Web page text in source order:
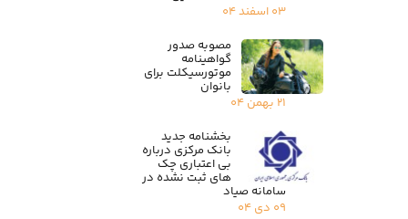
۰۳ اسفند ۰۴
مصوبه صدور
گواهینامه
موتورسیکلت برای
بانوان
۲۱ بهمن ۰۴
بخشنامه جدید
بانک مرکزی درباره
بی اعتباری چک
های ثبت نشده در
سامانه صیاد
۰۹ دی ۰۴